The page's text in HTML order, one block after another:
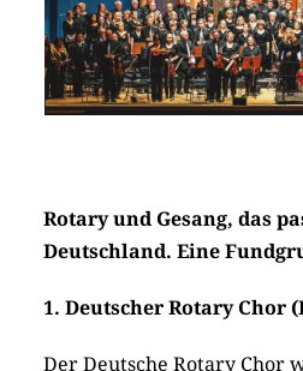
Rotary und Gesang, das
Deutschland. Eine
1. Deutscher Rotary Chor
Der Deutsche Rotary Chor